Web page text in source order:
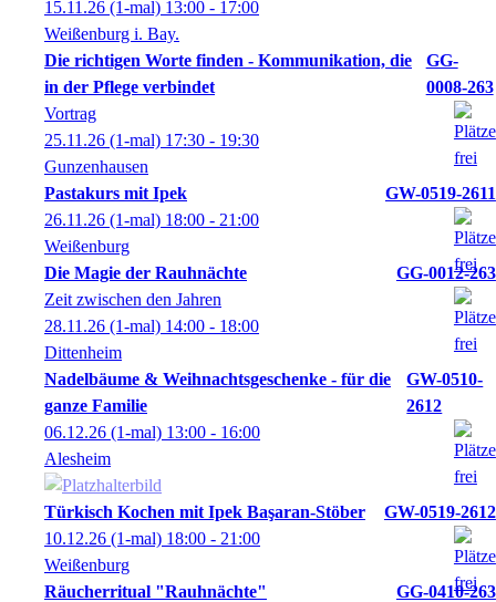
15.11.26 (1-mal) 13:00 - 17:00
Weißenburg i. Bay.
Die richtigen Worte finden - Kommunikation, die
in der Pflege verbindet
GG-
0008-263
Vortrag
25.11.26 (1-mal) 17:30 - 19:30
Gunzenhausen
Pastakurs mit Ipek
GW-0519-2611
26.11.26 (1-mal) 18:00 - 21:00
Weißenburg
Die Magie der Rauhnächte
GG-0012-263
Zeit zwischen den Jahren
28.11.26 (1-mal) 14:00 - 18:00
Dittenheim
Nadelbäume & Weihnachtsgeschenke - für die
ganze Familie
GW-0510-
2612
06.12.26 (1-mal) 13:00 - 16:00
Alesheim
Türkisch Kochen mit Ipek Başaran-Stöber
GW-0519-2612
10.12.26 (1-mal) 18:00 - 21:00
Weißenburg
Räucherritual "Rauhnächte"
GG-0410-263